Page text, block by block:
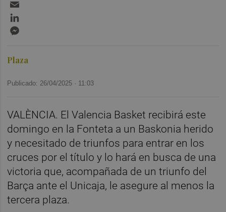
Plaza
Publicado: 26/04/2025 · 11:03
VALÈNCIA. El Valencia Basket recibirá este
domingo en la Fonteta a un Baskonia herido
y necesitado de triunfos para entrar en los
cruces por el título y lo hará en busca de una
victoria que, acompañada de un triunfo del
Barça ante el Unicaja, le asegure al menos la
tercera plaza.